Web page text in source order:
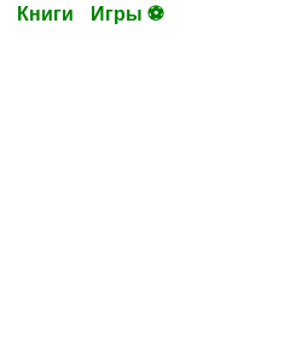
Книги Игры ⚽